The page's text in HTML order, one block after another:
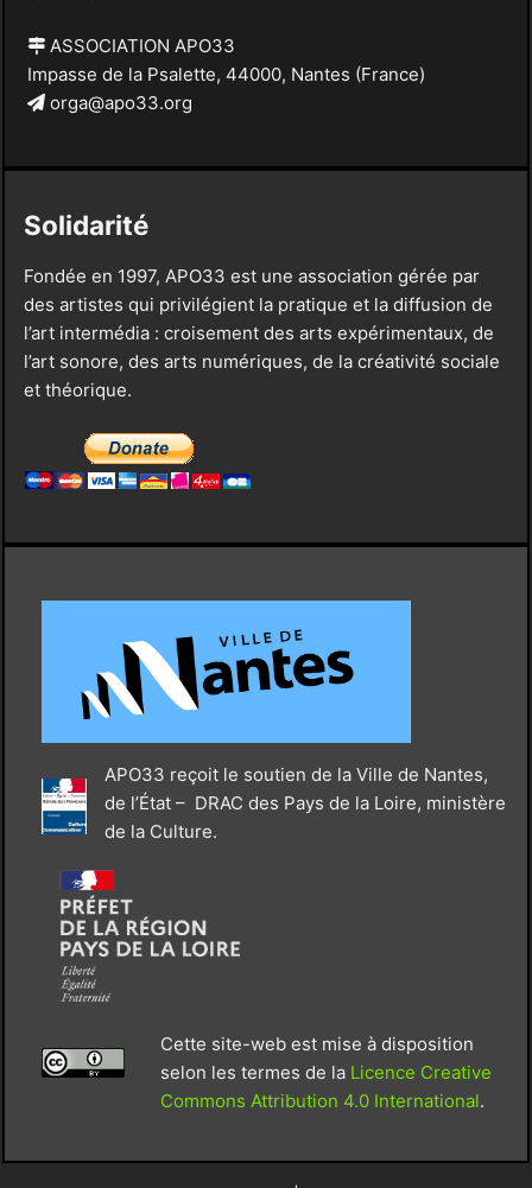
ASSOCIATION APO33
Impasse de la Psalette, 44000, Nantes (France)
orga@apo33.org
Solidarité
Fondée en 1997, APO33 est une association gérée par
des artistes qui privilégient la pratique et la diffusion de
l’art intermédia : croisement des arts expérimentaux, de
l’art sonore, des arts numériques, de la créativité sociale
et théorique.
APO33 reçoit le soutien de la Ville de Nantes,
de l’État – DRAC des Pays de la Loire, ministère
de la Culture.
Cette site-web est mise à disposition
selon les termes de la Licence Creative
Commons Attribution 4.0 International.